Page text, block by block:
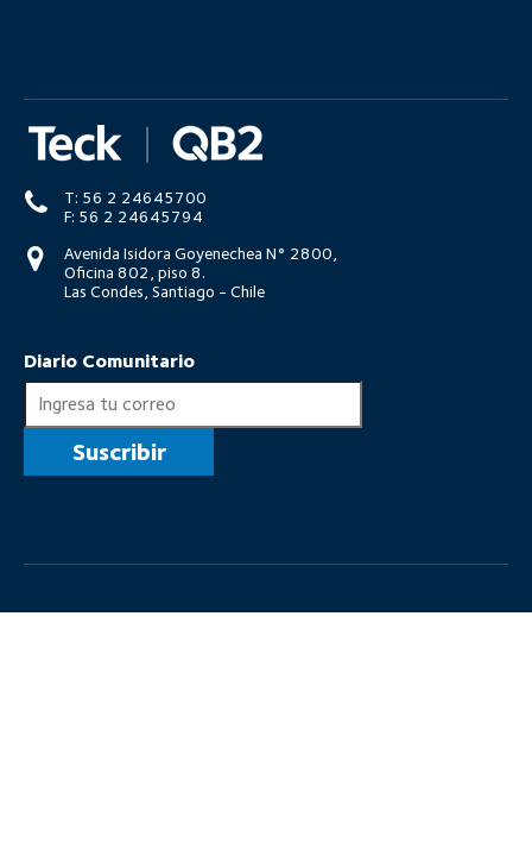
T: 56 2 24645700
F: 56 2 24645794
Avenida Isidora Goyenechea N° 2800,
Oficina 802, piso 8.
Las Condes, Santiago - Chile
Diario Comunitario